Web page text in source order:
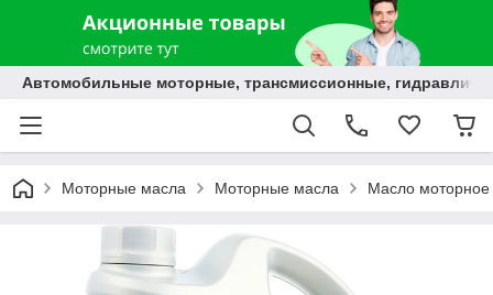
Автомобильные моторные, трансмиссионные,
Моторные масла Моторные масла Масло моторное